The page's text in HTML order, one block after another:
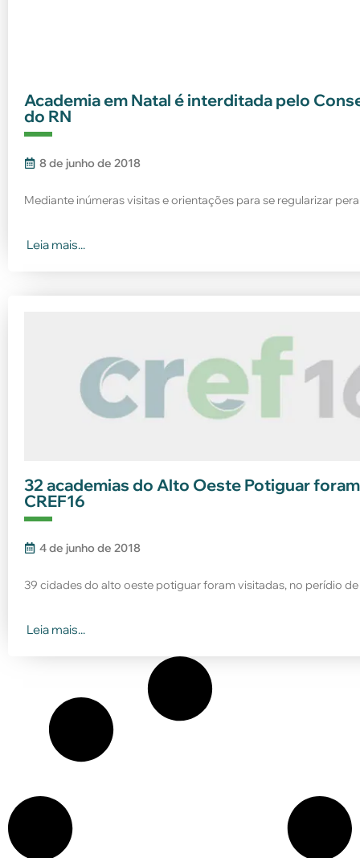
Academia em Natal é interditada pelo
do RN
8 de junho de 2018
Mediante inúmeras visitas e orientações para se regularizar
Leia mais...
32 academias do Alto Oeste Potiguar
CREF16
4 de junho de 2018
39 cidades do alto oeste potiguar foram visitadas, no perídio de
Leia mais...